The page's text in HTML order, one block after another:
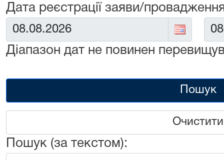
Дата реєстрації заяви/
Від: До:
Діапазон дат не повинен
Пошук
Очистити
Пошук (за текстом):